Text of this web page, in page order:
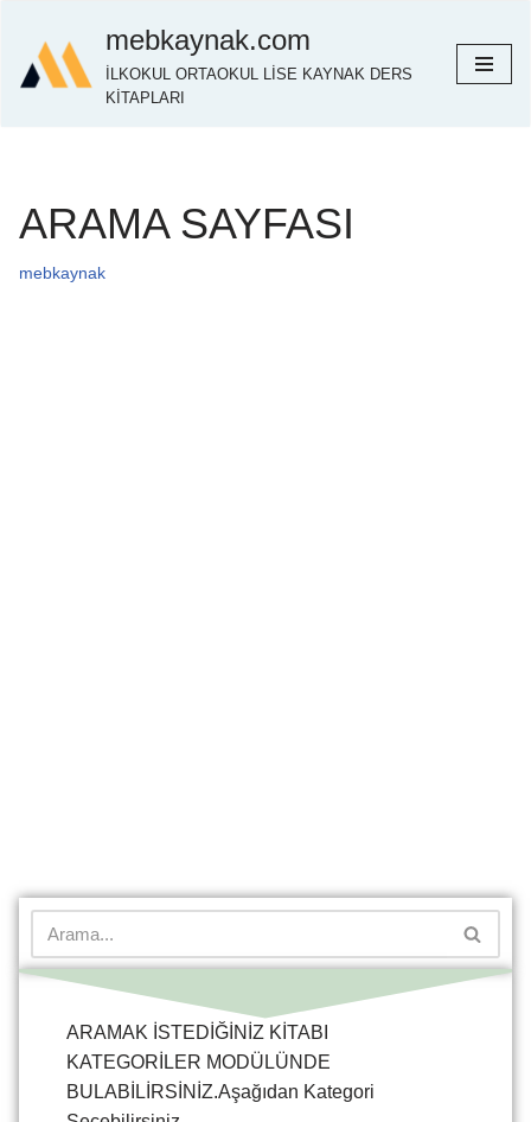
İçeriğe
geç
mebkaynak.com
İLKOKUL ORTAOKUL LİSE KAYNAK DERS
KİTAPLARI
ARAMA SAYFASI
mebkaynak
ARAMAK İSTEDİĞİNİZ KİTABI
KATEGORİLER MODÜLÜNDE
BULABİLİRSİNİZ.Aşağıdan Kategori